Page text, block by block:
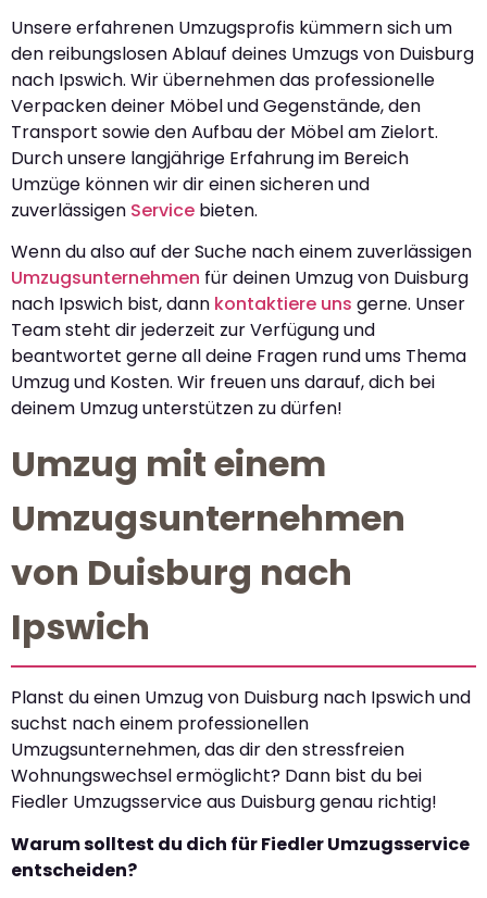
Unsere erfahrenen Umzugsprofis kümmern sich um
den reibungslosen Ablauf deines Umzugs von Duisburg
nach Ipswich. Wir übernehmen das professionelle
Verpacken deiner Möbel und Gegenstände, den
Transport sowie den Aufbau der Möbel am Zielort.
Durch unsere langjährige Erfahrung im Bereich
Umzüge können wir dir einen sicheren und
zuverlässigen Service bieten.
Wenn du also auf der Suche nach einem zuverlässigen
Umzugsunternehmen für deinen Umzug von Duisburg
nach Ipswich bist, dann kontaktiere uns gerne. Unser
Team steht dir jederzeit zur Verfügung und
beantwortet gerne all deine Fragen rund ums Thema
Umzug und Kosten. Wir freuen uns darauf, dich bei
deinem Umzug unterstützen zu dürfen!
Umzug mit einem
Umzugsunternehmen
von Duisburg nach
Ipswich
Planst du einen Umzug von Duisburg nach Ipswich und
suchst nach einem professionellen
Umzugsunternehmen, das dir den stressfreien
Wohnungswechsel ermöglicht? Dann bist du bei
Fiedler Umzugsservice aus Duisburg genau richtig!
Warum solltest du dich für Fiedler Umzugsservice
entscheiden?